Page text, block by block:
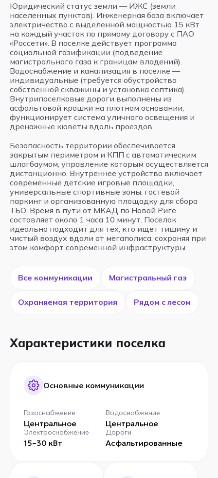
Юридический статус земли — ИЖС (земли
населенных пунктов). Инженерная база включает
электричество с выделенной мощностью 15 кВт
на каждый участок по прямому договору с ПАО
«Россети». В поселке действует программа
социальной газификации (подведение
магистрального газа к границам владений).
Водоснабжение и канализация в поселке —
индивидуальные (требуется обустройство
собственной скважины и установка септика).
Внутрипоселковые дороги выполнены из
асфальтовой крошки на плотном основании,
функционирует система уличного освещения и
дренажные кюветы вдоль проездов.
Безопасность территории обеспечивается
закрытым периметром и КПП с автоматическим
шлагбаумом, управление которым осуществляется
дистанционно. Внутреннее устройство включает
современные детские игровые площадки,
универсальные спортивные зоны, гостевой
паркинг и организованную площадку для сбора
ТБО. Время в пути от МКАД по Новой Риге
составляет около 1 часа 10 минут. Поселок
идеально подходит для тех, кто ищет тишину и
чистый воздух вдали от мегаполиса, сохраняя при
этом комфорт современной инфраструктуры.
Все коммуникации Магистральный газ
Охраняемая территория Рядом с лесом
Характеристики поселка
Основные коммуникации
Газоснабжение
Центральное
Водоснабжение
Центральное
Электроснабжение
15–30 кВт
Дороги
Асфальтированные